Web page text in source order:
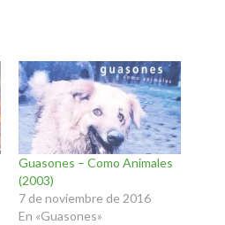
Guasones – Como Animales
(2003)
7 de noviembre de 2016
En «Guasones»